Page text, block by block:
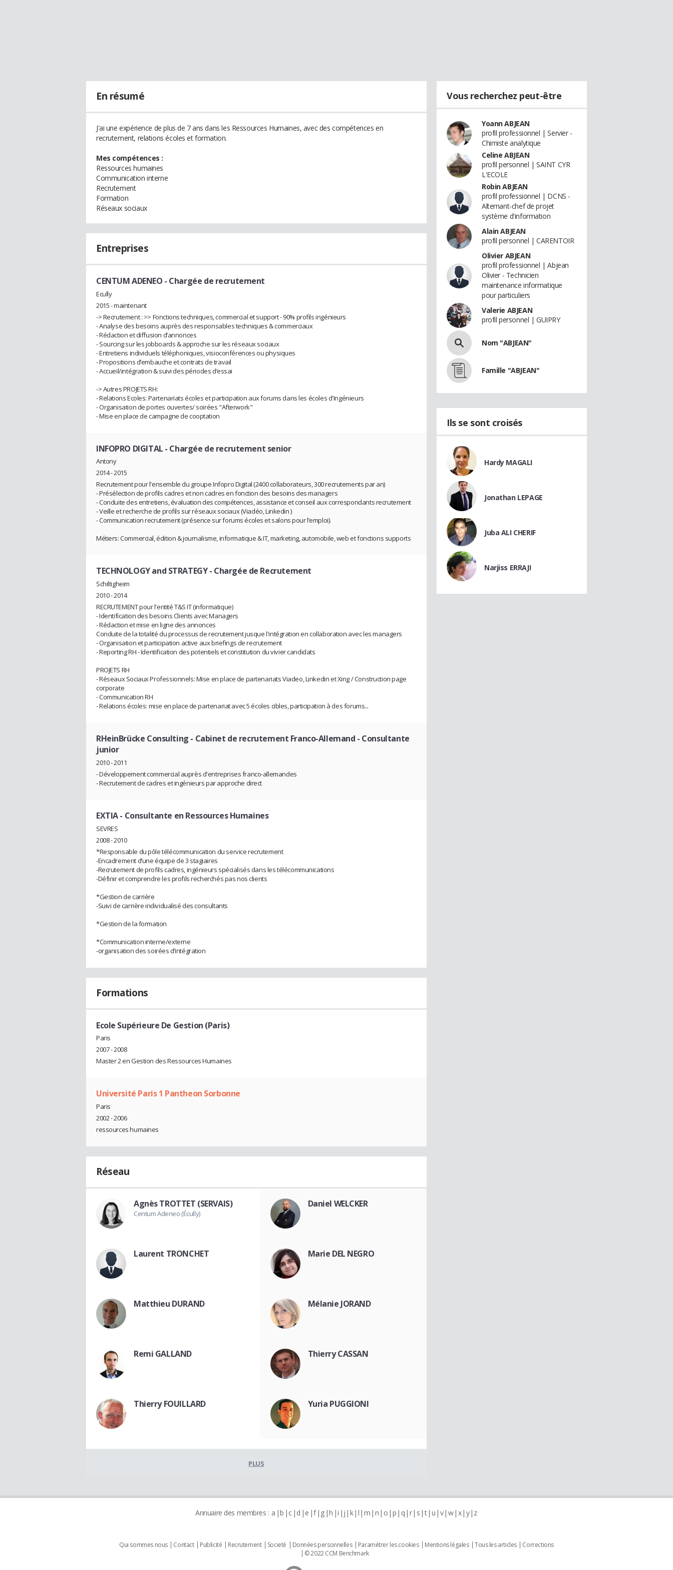
En résumé
J'ai une expérience de plus de 7 ans dans les Ressources Humaines, avec des compétences en
recrutement, relations écoles et formation.
Mes compétences :
Ressources humaines
Communication interne
Recrutement
Formation
Réseaux sociaux
Entreprises
CENTUM ADENEO - Chargée de recrutement
Ecully
2015 - maintenant
-> Recrutement : >> Fonctions techniques, commercial et support - 90% profils ingénieurs
- Analyse des besoins auprès des responsables techniques & commerciaux
- Rédaction et diffusion d’annonces
- Sourcing sur les jobboards & approche sur les réseaux sociaux
- Entretiens individuels téléphoniques, visioconférences ou physiques
- Propositions d’embauche et contrats de travail
- Accueil/intégration & suivi des périodes d’essai
-> Autres PROJETS RH:
- Relations Ecoles: Partenariats écoles et participation aux forums dans les écoles d'Ingénieurs
- Organisation de portes ouvertes/ soirées "Afterwork"
- Mise en place de campagne de cooptation
INFOPRO DIGITAL - Chargée de recrutement senior
Antony
2014 - 2015
Recrutement pour l'ensemble du groupe Infopro Digital (2400 collaborateurs, 300 recrutements par an)
- Présélection de profils cadres et non cadres en fonction des besoins des managers
- Conduite des entretiens, évaluation des compétences, assistance et conseil aux correspondants recrutement
- Veille et recherche de profils sur réseaux sociaux (Viadéo, Linkedin )
- Communication recrutement (présence sur forums écoles et salons pour l’emploi).
Métiers: Commercial, édition & journalisme, informatique & IT, marketing, automobile, web et fonctions supports
TECHNOLOGY and STRATEGY- Chargée de Recrutement
Schiltigheim
2010 - 2014
RECRUTEMENT pour l'entité T&S IT (informatique)
- Identification des besoins Clients avec Managers
- Rédaction et mise en ligne des annonces
Conduite de la totalité du processus de recrutement jusque l'intégration en collaboration avec les managers
- Organisation et participation active aux briefings de recrutement
- Reporting RH - Identification des potentiels et constitution du vivier candidats
PROJETS RH
- Réseaux Sociaux Professionnels: Mise en place de partenariats Viadeo, Linkedin et Xing / Construction page
corporate
- Communication RH
- Relations écoles: mise en place de partenariat avec 5 écoles cibles, participation à des forums...
RHeinBrücke Consulting - Cabinet de recrutement Franco-Allemand - Consultante
junior
2010 - 2011
- Développement commercial auprès d'entreprises franco-allemandes
- Recrutement de cadres et ingénieurs par approche direct
EXTIA- Consultante en Ressources Humaines
SEVRES
2008 - 2010
*Responsable du pôle télécommunication du service recrutement
-Encadrement d’une équipe de 3 stagiaires
-Recrutement de profils cadres, ingénieurs spécialisés dans les télécommunications
-Définir et comprendre les profils recherchés pas nos clients
*Gestion de carrière
-Suivi de carrière individualisé des consultants
*Gestion de la formation
*Communication interne/externe
-organisation des soirées d’intégration
Formations
Ecole Supérieure De Gestion (Paris)
Paris
2007 - 2008
Master 2 en Gestion des Ressources Humaines
Université Paris 1 Pantheon Sorbonne
Paris
2002 - 2006
ressources humaines
Réseau
Agnès TROTTET (SERVAIS)
Centum Adeneo (Écully)
Daniel WELCKER
Laurent TRONCHET Marie DEL NEGRO
Matthieu DURAND Mélanie JORAND
Remi GALLAND Thierry CASSAN
Thierry FOUILLARD Yuria PUGGIONI
PLUS
Vous recherchez peut-être
Yoann ABJEAN
profil professionnel | Servier -
Chimiste analytique
Celine ABJEAN
profil personnel | SAINT CYR
L'ECOLE
Robin ABJEAN
profil professionnel | DCNS -
Alternant-chef de projet
système d'information
Alain ABJEAN
profil personnel | CARENTOIR
Olivier ABJEAN
profil professionnel | Abjean
Olivier - Technicien
maintenance informatique
pour particuliers
Valerie ABJEAN
profil personnel | GUIPRY
Nom "ABJEAN"
Famille "ABJEAN"
Ils se sont croisés
Hardy MAGALI
Jonathan LEPAGE
Juba ALI CHERIF
Narjiss ERRAJI
Annuaire des membres : a b c d e f g h i j k l m n o p q r s t u v w x y z
Qui sommes nous Contact Publicité Recrutement Societé Données personnelles Paramétrer les cookies Mentions légales Tous les articles
Corrections
© 2022 CCM Benchmark